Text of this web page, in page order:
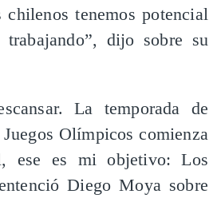
chilenos tenemos potencial
dijo sobre su
La temporada de
Olímpicos comienza
ese es mi objetivo: Los
Diego Moya sobre